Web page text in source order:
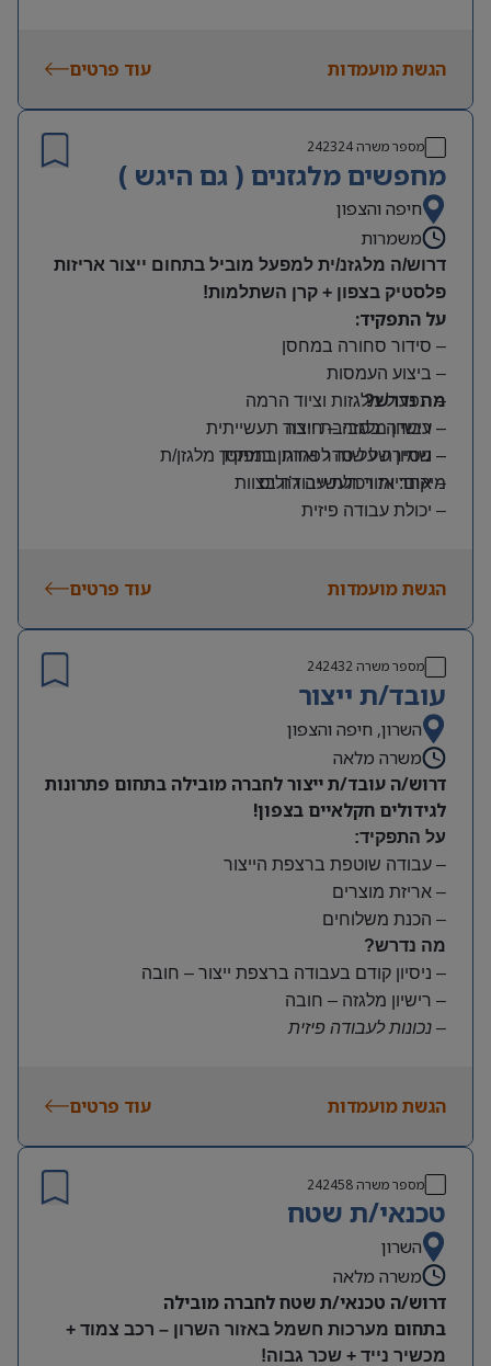
הגשת מועמדות עוד פרטים
מספר משרה242324
מחפשים מלגזנים ( גם היגש )
חיפה והצפון
משמרות
דרוש/ה מלגזנ/ית למפעל מוביל בתחום ייצור אריזות
פלסטיק בצפון + קרן השתלמות!
על התפקיד:
– סידור סחורה במחסן
– ביצוע העמסות
– תפעול מלגזות וציוד הרמה
– עבודה בסביבת ייצור תעשייתית
– שמירה על סדר וארגון במחסן
מה נדרש?
– רישיון מלגזה – חובה
– ניסיון של שנה לפחות בתפקיד מלגזן/ת
– אחריות ויכולת עבודה בצוות
– יכולת עבודה פיזית
משמרות:
שעות נוספות לפי צורך
תנאים:
סיבוס
קרן השתלמות
מיקום: אזור תעשייה ג’וליס
הגשת מועמדות עוד פרטים
מספר משרה 242432
עובד/ת ייצור
השרון, חיפה והצפון
משרה מלאה
דרוש/ה עובד/ת ייצור לחברה מובילה בתחום פתרונות
לגידולים חקלאיים בצפון!
על התפקיד:
– עבודה שוטפת ברצפת הייצור
– אריזת מוצרים
– הכנת משלוחים
מה נדרש?
– ניסיון קודם בעבודה ברצפת ייצור – חובה
– רישיון מלגזה – חובה
– נכונות לעבודה פיזית
משרה מלאה | ימים א-ה | 6:30-15:30
קרן השתלמות ובונוסים
עובד חברה מהיום הראשון
מיקום: חדרה
הגשת מועמדות עוד פרטים
מספר משרה242458
טכנאי/ת שטח
השרון
משרה מלאה
דרוש/ה טכנאי/ת שטח לחברה מובילה
בתחום מערכות חשמל באזור השרון – רכב צמוד +
מכשיר נייד + שכר גבוה!